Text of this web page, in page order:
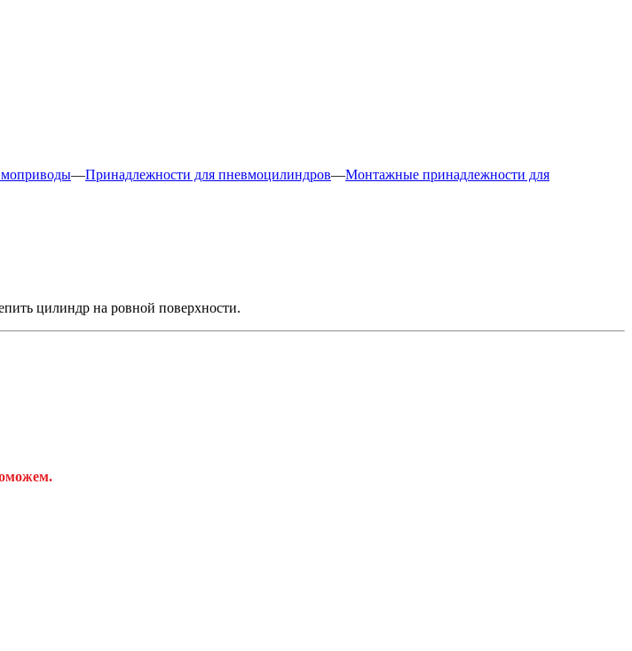
—Принадлежности для пневмоцилиндров—Монтажные принадлежности для
цилиндр на ровной поверхности.